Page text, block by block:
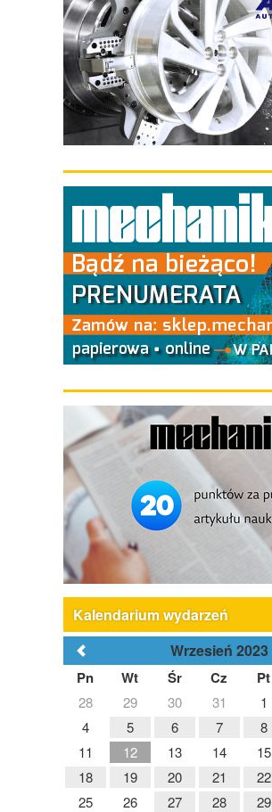
Kalendarium wydarzeń
Wrzesień 2023
Pn Wt Śr Cz Pt
28 29 30 31 1
4
5 6 7 8
11
12 13 14 15
18
19 20 21 22
25
26 27 28 29